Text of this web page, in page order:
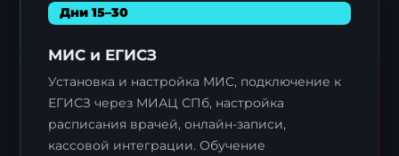
Дни 15–30
МИС и ЕГИСЗ
Установка и настройка МИС, подключение к
ЕГИСЗ через МИАЦ СПб, настройка
расписания врачей, онлайн-записи,
кассовой интеграции. Обучение